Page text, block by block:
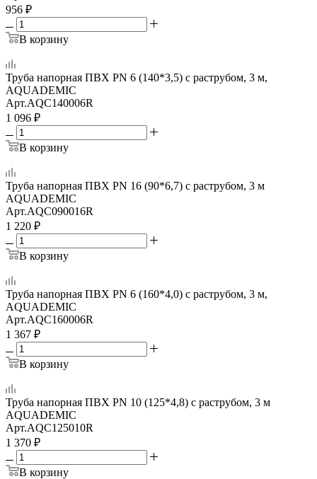
956 ₽
В корзину
Труба напорная ПВХ PN 6 (140*3,5) с раструбом, 3 м,
AQUADEMIC
Арт.AQC140006R
1 096 ₽
В корзину
Труба напорная ПВХ PN 16 (90*6,7) с раструбом, 3 м
AQUADEMIC
Арт.AQC090016R
1 220 ₽
В корзину
Труба напорная ПВХ PN 6 (160*4,0) с раструбом, 3 м,
AQUADEMIC
Арт.AQC160006R
1 367 ₽
В корзину
Труба напорная ПВХ PN 10 (125*4,8) с раструбом, 3 м
AQUADEMIC
Арт.AQC125010R
1 370 ₽
В корзину